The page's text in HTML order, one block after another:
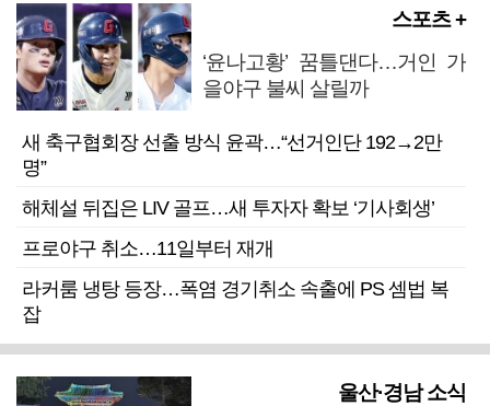
스포츠 +
‘윤나고황’ 꿈틀댄다…거인 가
을야구 불씨 살릴까
새 축구협회장 선출 방식 윤곽…“선거인단 192→2만
명”
해체설 뒤집은 LIV 골프…새 투자자 확보 ‘기사회생’
프로야구 취소…11일부터 재개
라커룸 냉탕 등장…폭염 경기취소 속출에 PS 셈법 복
잡
울산·경남 소식